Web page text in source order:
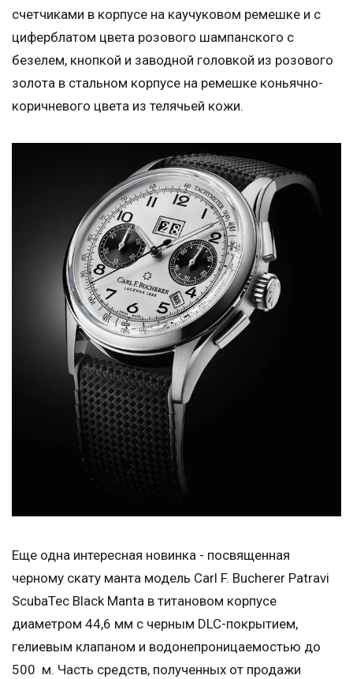
счетчиками в корпусе на каучуковом ремешке и с
циферблатом цвета розового шампанского с
безелем, кнопкой и заводной головкой из розового
золота в стальном корпусе на ремешке коньячно-
коричневого цвета из телячьей кожи.
Еще одна интересная новинка - посвященная
черному скату манта модель Carl F. Bucherer Patravi
ScubaTec Black Manta в титановом корпусе
диаметром 44,6 мм с черным DLC-покрытием,
гелиевым клапаном и водонепроницаемостью до
500 м. Часть средств, полученных от продажи